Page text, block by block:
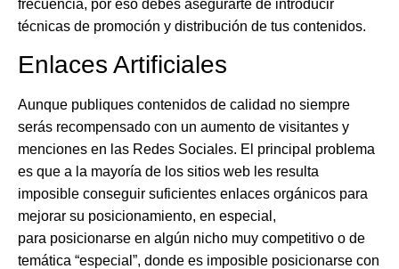
frecuencia, por eso debes asegurarte de introducir
técnicas de promoción y distribución de tus contenidos.
Enlaces Artificiales
Aunque publiques contenidos de calidad no siempre
serás recompensado con un aumento de visitantes y
menciones en las Redes Sociales. El principal problema
es que a la mayoría de los sitios web les resulta
imposible conseguir suficientes enlaces orgánicos para
mejorar su posicionamiento, en especial,
para posicionarse en algún nicho muy competitivo o de
temática “especial”, donde es imposible posicionarse con